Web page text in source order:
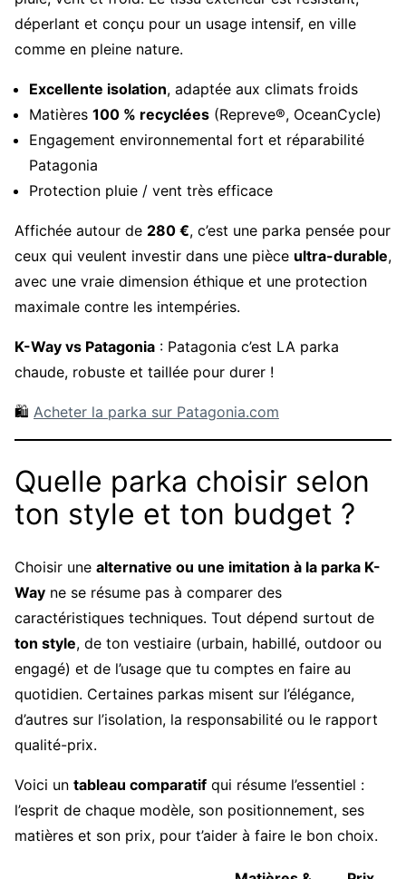
déperlant et conçu pour un usage intensif, en ville
comme en pleine nature.
Excellente isolation, adaptée aux climats froids
Matières 100 % recyclées (Repreve®, OceanCycle)
Engagement environnemental fort et réparabilité
Patagonia
Protection pluie / vent très efficace
Affichée autour de 280 €, c’est une parka pensée pour
ceux qui veulent investir dans une pièce ultra-durable,
avec une vraie dimension éthique et une protection
maximale contre les intempéries.
K-Way vs Patagonia : Patagonia c’est LA parka
chaude, robuste et taillée pour durer !
🛍️ Acheter la parka sur Patagonia.com
Quelle parka choisir selon
ton style et ton budget ?
Choisir une alternative ou une imitation à la parka K-
Way ne se résume pas à comparer des
caractéristiques techniques. Tout dépend surtout de
ton style, de ton vestiaire (urbain, habillé, outdoor ou
engagé) et de l’usage que tu comptes en faire au
quotidien. Certaines parkas misent sur l’élégance,
d’autres sur l’isolation, la responsabilité ou le rapport
qualité-prix.
Voici un tableau comparatif qui résume l’essentiel :
l’esprit de chaque modèle, son positionnement, ses
matières et son prix, pour t’aider à faire le bon choix.